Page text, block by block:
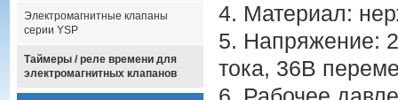
Электромагнитные клапаны
серии YSP
Таймеры / реле времени для
электромагнитных клапанов
4. Материал:
5. Напряжение:
тока, 36В